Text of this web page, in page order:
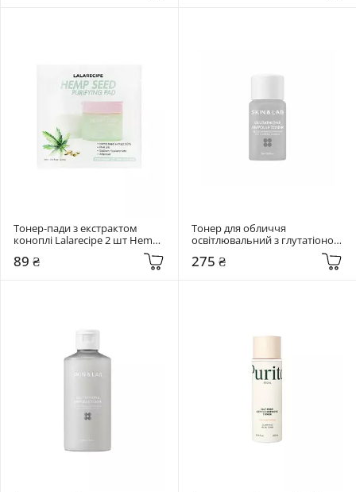
Тонер-пади з екстрактом
коноплі Lalarecipe 2 шт Hemp
89 ₴
Тонер для обличчя
освітлювальний з глутатіоном
Skin&Lab 15 мл Glutathione
Ampoule Toner
275 ₴